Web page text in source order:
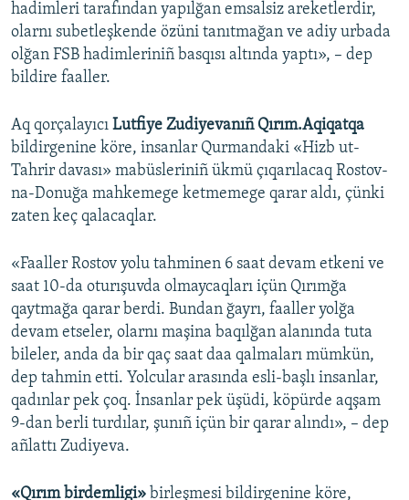
hadimleri tarafından yapılğan emsalsiz areketlerdir,
olarnı subetleşkende özüni tanıtmağan ve adiy urbada
olğan FSB hadimleriniñ basqısı altında yaptı», – dep
bildire faaller.
Aq qorçalayıcı Lutfiye Zudiyevanıñ Qırım.Aqiqatqa
bildirgenine köre, insanlar Qurmandaki «Hizb ut-
Tahrir davası» mabüsleriniñ ükmü çıqarılacaq Rostov-
na-Donuğa mahkemege ketmemege qarar aldı, çünki
zaten keç qalacaqlar.
«Faaller Rostov yolu tahminen 6 saat devam etkeni ve
saat 10-da oturışuvda olmaycaqları içün Qırımğa
qaytmağa qarar berdi. Bundan ğayrı, faaller yolğa
devam etseler, olarnı maşina baqılğan alanında tuta
bileler, anda da bir qaç saat daa qalmaları mümkün,
dep tahmin etti. Yolcular arasında esli-başlı insanlar,
qadınlar pek çoq. İnsanlar pek üşüdi, köpürde aqşam
9-dan berli turdılar, şunıñ içün bir qarar alındı», – dep
añlattı Zudiyeva.
«Qırım birdemligi» birleşmesi bildirgenine köre,